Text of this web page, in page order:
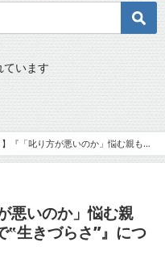
ています
】『「叱り方が悪いのか」悩む親も…
Twitterの反応
悪いのか」悩む親
‟生きづらさ”』につ